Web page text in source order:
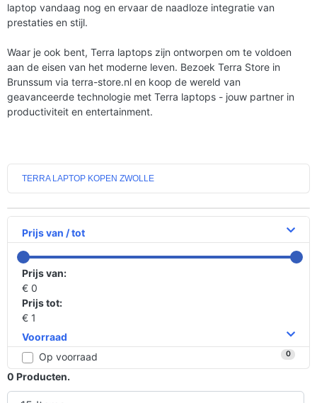
laptop vandaag nog en ervaar de naadloze integratie van
prestaties en stijl.
Waar je ook bent, Terra laptops zijn ontworpen om te voldoen
aan de eisen van het moderne leven. Bezoek Terra Store in
Brunssum via terra-store.nl en koop de wereld van
geavanceerde technologie met Terra laptops - jouw partner in
productiviteit en entertainment.
TERRA LAPTOP KOPEN ZWOLLE
Prijs van / tot
Prijs van:
€ 0
Prijs tot:
€ 1
Voorraad
Op voorraad
0
0 Producten.